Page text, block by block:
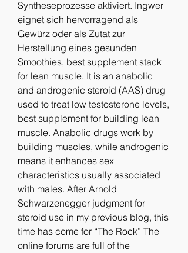
Syntheseprozesse aktiviert. Ingwer
eignet sich hervorragend als
Gewürz oder als Zutat zur
Herstellung eines gesunden
Smoothies, best supplement stack
for lean muscle. It is an anabolic
and androgenic steroid (AAS) drug
used to treat low testosterone levels,
best supplement for building lean
muscle. Anabolic drugs work by
building muscles, while androgenic
means it enhances sex
characteristics usually associated
with males. After Arnold
Schwarzenegger judgment for
steroid use in my previous blog, this
time has come for “The Rock” The
online forums are full of the